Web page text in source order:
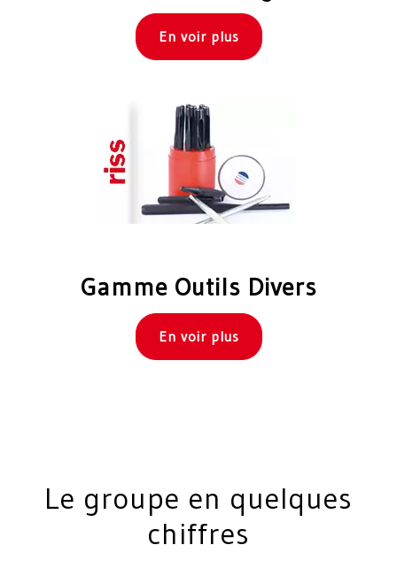
En voir plus
Gamme Outils Divers
En voir plus
Le groupe en quelques
chiffres